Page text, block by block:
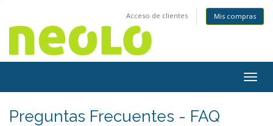
Acceso de clientes Mis compras
Preguntas Frecuentes - FAQ